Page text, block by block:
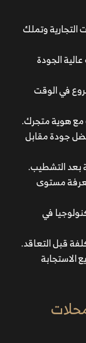
وتملك
الجودة
في الوقت
مع هوية متجرك.
جودة مقابل
بعد التشطيب.
مستوى
في
قبل التعاقد.
الاستجابة